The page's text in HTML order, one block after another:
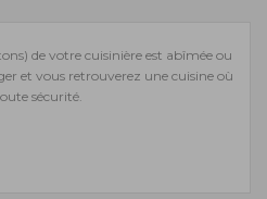
de votre cuisinière est abîmée ou
et vous retrouverez une cuisine où
sécurité.